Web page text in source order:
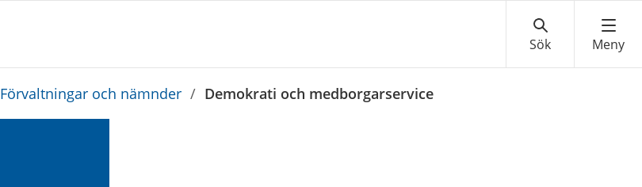
Förvaltningar och nämnder / Demokrati och medborgarservice